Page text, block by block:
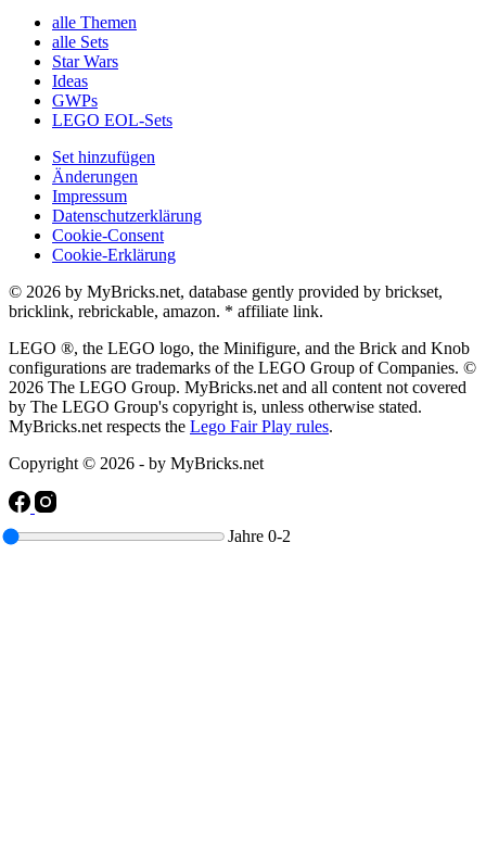
Jahre 0-2
alle Themen
alle Sets
Star Wars
Ideas
GWPs
LEGO EOL-Sets
Set hinzufügen
Änderungen
Impressum
Datenschutzerklärung
Cookie-Consent
Cookie-Erklärung
© 2026 by MyBricks.net, database gently provided by brickset,
bricklink, rebrickable, amazon. * affiliate link.
LEGO ®, the LEGO logo, the Minifigure, and the Brick and Knob
configurations are trademarks of the LEGO Group of Companies. ©
2026 The LEGO Group. MyBricks.net and all content not covered
by The LEGO Group's copyright is, unless otherwise stated.
MyBricks.net respects the Lego Fair Play rules.
Copyright © 2026 - by MyBricks.net